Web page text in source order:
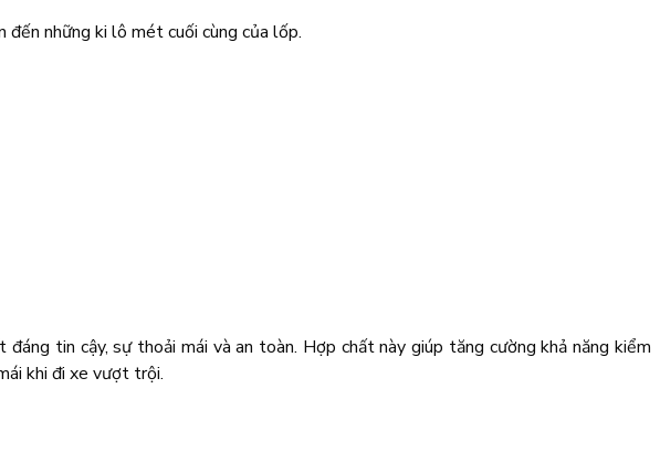
những ki lô mét cuối cùng của lốp.
tin cậy, sự thoải mái và an toàn. Hợp chất này giúp tăng cường khả năng kiểm
khi đi xe vượt trội.